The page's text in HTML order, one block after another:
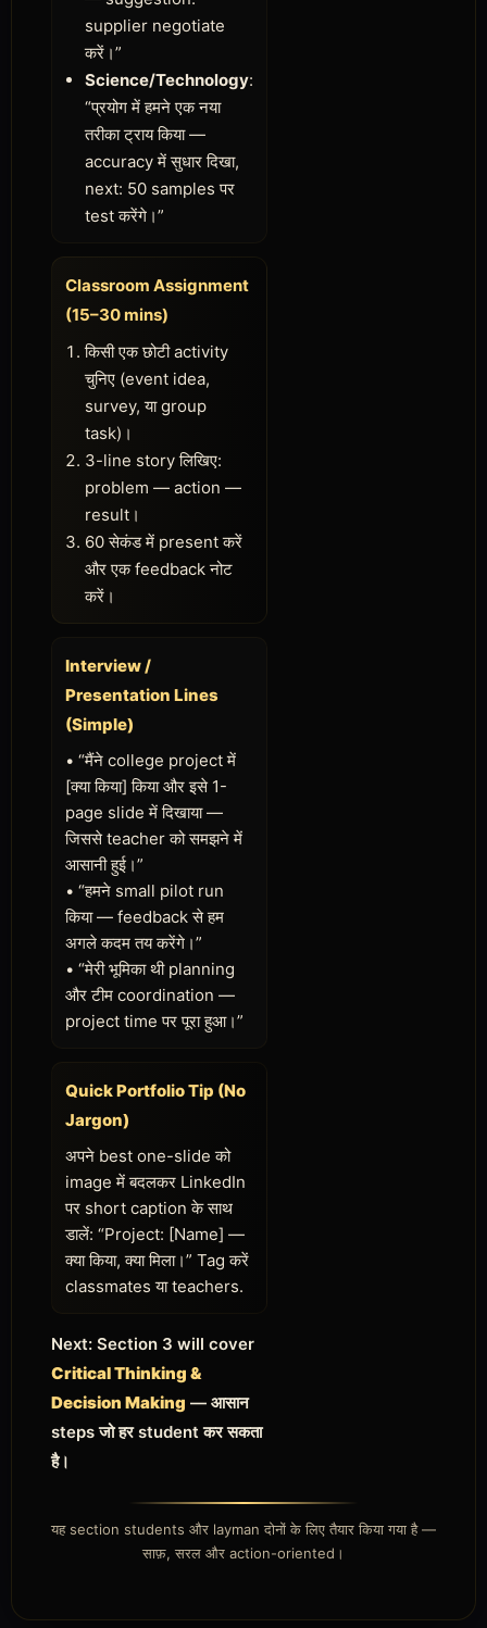
supplier negotiate
करें।”
Science/Technology:
“प्रयोग में हमने एक नया
तरीका ट्राय किया —
accuracy में सुधार दिखा,
next: 50 samples पर
test करेंगे।”
Classroom Assignment
(15–30 mins)
किसी एक छोटी activity
चुनिए (event idea,
survey, या group
task)।
3-line story लिखिए:
problem — action —
result।
60 सेकंड में present करें
और एक feedback नोट
करें।
Interview /
Presentation Lines
(Simple)
• “मैंने college project में
[क्या किया] किया और इसे 1-
page slide में दिखाया —
जिससे teacher को समझने में
आसानी हुई।”
• “हमने small pilot run
किया — feedback से हम
अगले कदम तय करेंगे।”
• “मेरी भूमिका थी planning
और टीम coordination —
project time पर पूरा हुआ।”
Quick Portfolio Tip (No
Jargon)
अपने best one-slide को
image में बदलकर LinkedIn
पर short caption के साथ
डालें: “Project: [Name] —
क्या किया, क्या मिला।” Tag करें
classmates या teachers.
Next: Section 3 will cover
Critical Thinking &
Decision Making — आसान
steps जो हर student कर सकता
है।
यह section students और layman दोनों के लिए तैयार किया गया है —
साफ़, सरल और action-oriented।